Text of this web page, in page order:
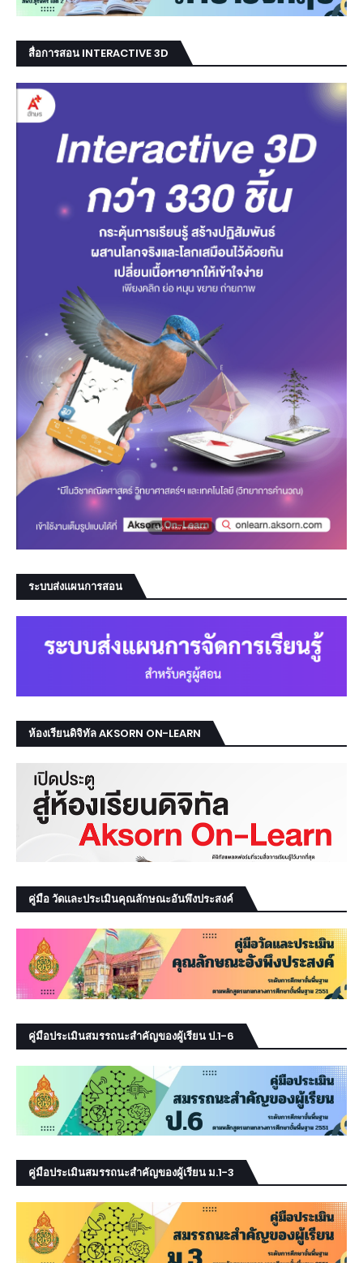
สื่อการสอน INTERACTIVE 3D
ระบบส่งแผนการสอน
ห้องเรียนดิจิทัล AKSORN ON-LEARN
คู่มือ วัดและประเมินคุณลักษณะอันพึงประสงค์
คู่มือประเมินสมรรถนะสำคัญของผู้เรียน ป.1-6
คู่มือประเมินสมรรถนะสำคัญของผู้เรียน ม.1-3